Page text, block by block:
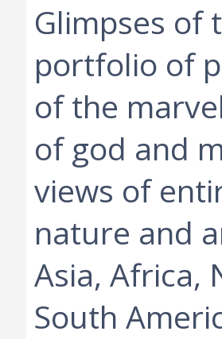
‎Glimpses of
portfolio of
of the
of god and
views of
nature and
Asia, Africa,
South